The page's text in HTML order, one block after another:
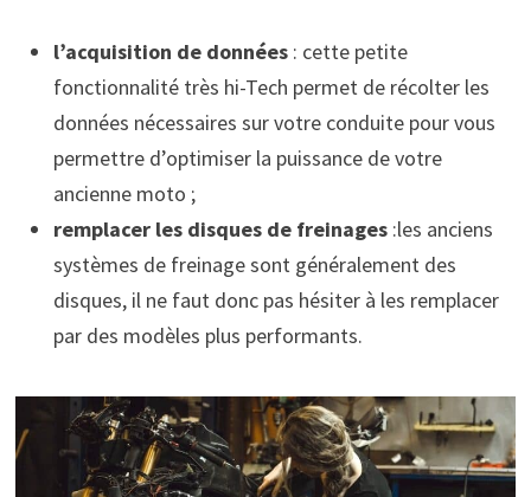
l’acquisition de données : cette petite
fonctionnalité très hi-Tech permet de récolter les
données nécessaires sur votre conduite pour vous
permettre d’optimiser la puissance de votre
ancienne moto ;
remplacer les disques de freinages :les anciens
systèmes de freinage sont généralement des
disques, il ne faut donc pas hésiter à les remplacer
par des modèles plus performants.